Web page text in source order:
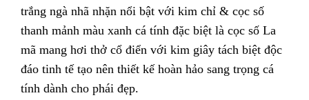
trắng ngà nhã nhặn nổi bật với kim chỉ & cọc số
thanh mảnh màu xanh cá tính đặc biệt là cọc số La
mã mang hơi thở cổ điển với kim giây tách biệt độc
đáo tinh tế tạo nên thiết kế hoàn hảo sang trọng cá
tính dành cho phái đẹp.